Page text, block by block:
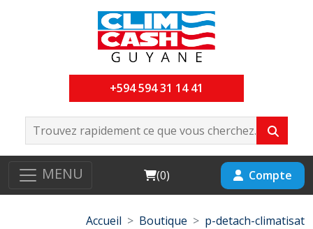
+594 594 31 14 41
MENU Cart
(0) Compte
Accueil Boutique
p-detach-climatisat